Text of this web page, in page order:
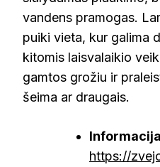
vandens pramogas.
puiki vieta, kur galima
kitomis laisvalaikio
gamtos grožiu ir
šeima ar draugais.
https://